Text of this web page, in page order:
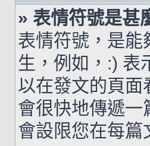
» 表情符號是甚
表情符號，是能
生，例如，:) 表
以在發文的頁面
會很快地傳遞一
會設限您在每篇